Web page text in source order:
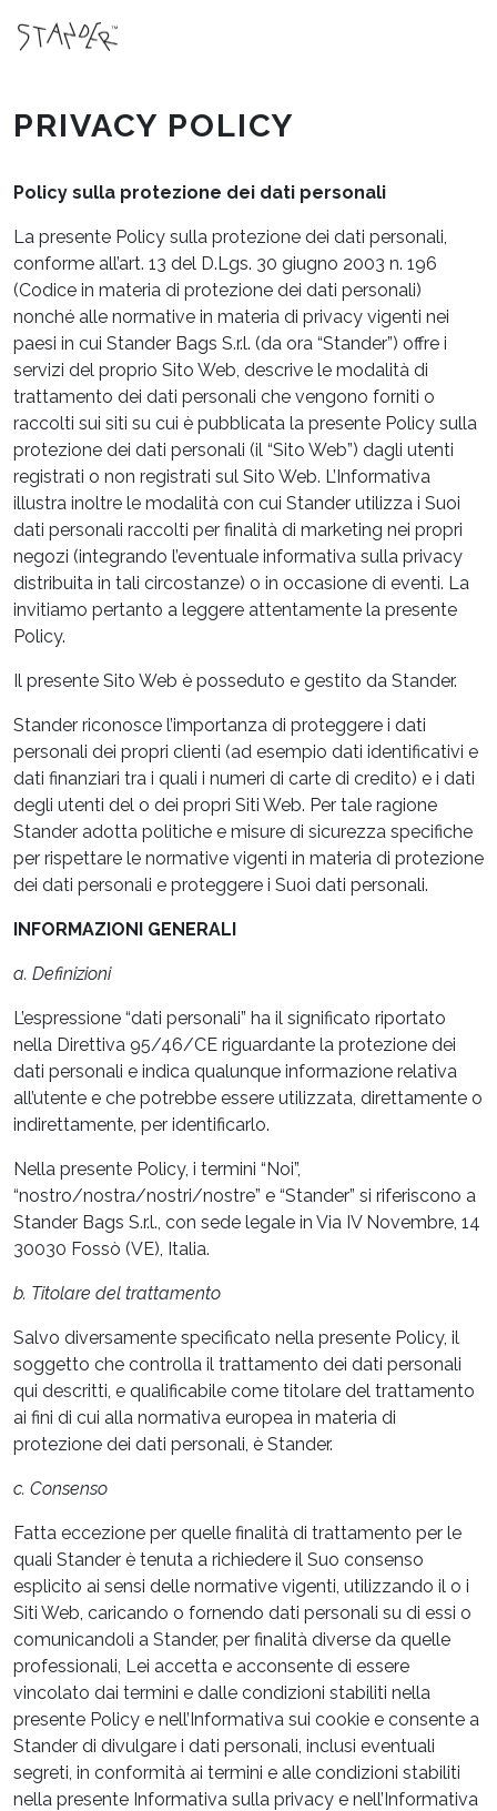
PRIVACY POLICY
Policy sulla protezione dei dati personali
La presente Policy sulla protezione dei dati personali,
conforme all’art. 13 del D.Lgs. 30 giugno 2003 n. 196
(Codice in materia di protezione dei dati personali)
nonché alle normative in materia di privacy vigenti nei
paesi in cui Stander Bags S.r.l. (da ora “Stander”) offre i
servizi del proprio Sito Web, descrive le modalità di
trattamento dei dati personali che vengono forniti o
raccolti sui siti su cui è pubblicata la presente Policy sulla
protezione dei dati personali (il “Sito Web”) dagli utenti
registrati o non registrati sul Sito Web. L’Informativa
illustra inoltre le modalità con cui Stander utilizza i Suoi
dati personali raccolti per finalità di marketing nei propri
negozi (integrando l’eventuale informativa sulla privacy
distribuita in tali circostanze) o in occasione di eventi. La
invitiamo pertanto a leggere attentamente la presente
Policy.
Il presente Sito Web è posseduto e gestito da Stander.
Stander riconosce l’importanza di proteggere i dati
personali dei propri clienti (ad esempio dati identificativi e
dati finanziari tra i quali i numeri di carte di credito) e i dati
degli utenti del o dei propri Siti Web. Per tale ragione
Stander adotta politiche e misure di sicurezza specifiche
per rispettare le normative vigenti in materia di protezione
dei dati personali e proteggere i Suoi dati personali.
INFORMAZIONI GENERALI
a. Definizioni
L’espressione “dati personali” ha il significato riportato
nella Direttiva 95/46/CE riguardante la protezione dei
dati personali e indica qualunque informazione relativa
all’utente e che potrebbe essere utilizzata, direttamente o
indirettamente, per identificarlo.
Nella presente Policy, i termini “Noi”,
“nostro/nostra/nostri/nostre” e “Stander” si riferiscono a
Stander Bags S.r.l., con sede legale in Via IV Novembre, 14
30030 Fossò (VE), Italia.
b. Titolare del trattamento
Salvo diversamente specificato nella presente Policy, il
soggetto che controlla il trattamento dei dati personali
qui descritti, e qualificabile come titolare del trattamento
ai fini di cui alla normativa europea in materia di
protezione dei dati personali, è Stander.
c. Consenso
Fatta eccezione per quelle finalità di trattamento per le
quali Stander è tenuta a richiedere il Suo consenso
esplicito ai sensi delle normative vigenti, utilizzando il o i
Siti Web, caricando o fornendo dati personali su di essi o
comunicandoli a Stander, per finalità diverse da quelle
professionali, Lei accetta e acconsente di essere
vincolato dai termini e dalle condizioni stabiliti nella
presente Policy e nell’Informativa sui cookie e consente a
Stander di divulgare i dati personali, inclusi eventuali
segreti, in conformità ai termini e alle condizioni stabiliti
nella presente Informativa sulla privacy e nell’Informativa